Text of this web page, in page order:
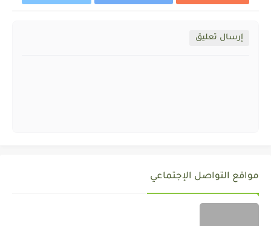
إرسال تعليق
مواقع التواصل الإجتماعي